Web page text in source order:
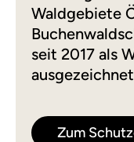
Waldgebiete
seit 2017 als
Zum